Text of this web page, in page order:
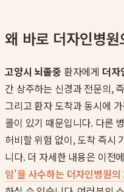
왜 바로 더자인병
고양시 뇌졸중 환자에게 더자
간 상주하는 신경과 전문의,
그리고 환자 도착과 동시에
콜이 있기 때문입니다. 다른
허비할 위험 없이, 도착 즉시
니다. 더 자세한 내용은 이전
임'을 사수하는 더자인병원